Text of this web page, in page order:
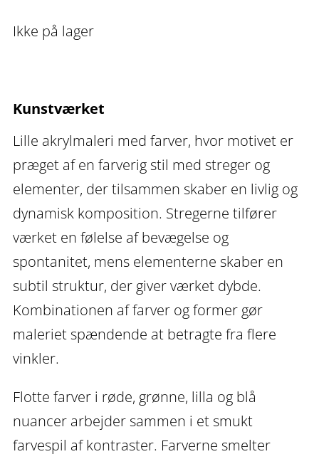
Ikke på lager
Kunstværket
Lille akrylmaleri med farver, hvor motivet er
præget af en farverig stil med streger og
elementer, der tilsammen skaber en livlig og
dynamisk komposition. Stregerne tilfører
værket en følelse af bevægelse og
spontanitet, mens elementerne skaber en
subtil struktur, der giver værket dybde.
Kombinationen af farver og former gør
maleriet spændende at betragte fra flere
vinkler.
Flotte farver i røde, grønne, lilla og blå
nuancer arbejder sammen i et smukt
farvespil af kontraster. Farverne smelter